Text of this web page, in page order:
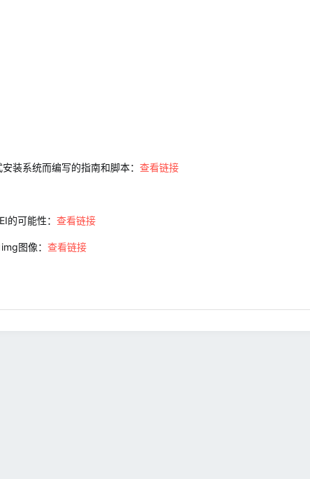
装系统而编写的指南和脚本： 查看链接
的可能性： 查看链接
图像： 查看链接